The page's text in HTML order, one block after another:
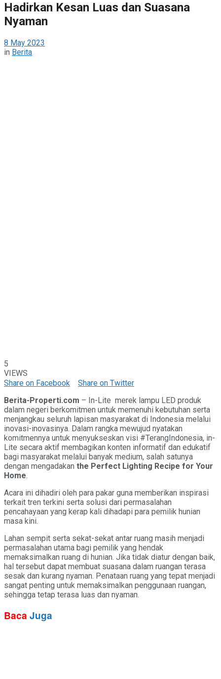
Hadirkan Kesan Luas dan Suasana
Nyaman
8 May 2023
in Berita
5
VIEWS
Share on Facebook
Share on Twitter
Berita-Properti.com – In-Lite merek lampu LED produk
dalam negeri berkomitmen untuk memenuhi kebutuhan serta
menjangkau seluruh lapisan masyarakat di Indonesia melalui
inovasi-inovasinya. Dalam rangka mewujud nyatakan
komitmennya untuk menyukseskan visi #TerangIndonesia, in-
Lite secara aktif membagikan konten informatif dan edukatif
bagi masyarakat melalui banyak medium, salah satunya
dengan mengadakan the Perfect Lighting Recipe for Your
Home.
Acara ini dihadiri oleh para pakar guna memberikan inspirasi
terkait tren terkini serta solusi dari permasalahan
pencahayaan yang kerap kali dihadapi para pemilik hunian
masa kini.
Lahan sempit serta sekat-sekat antar ruang masih menjadi
permasalahan utama bagi pemilik yang hendak
memaksimalkan ruang di hunian. Jika tidak diatur dengan baik,
hal tersebut dapat membuat suasana dalam ruangan terasa
sesak dan kurang nyaman. Penataan ruang yang tepat menjadi
sangat penting untuk memaksimalkan penggunaan ruangan,
sehingga tetap terasa luas dan nyaman.
Baca Juga